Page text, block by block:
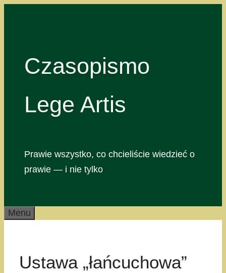
Czasopismo
Lege Artis
Prawie wszystko, co chcieliście wiedzieć o
prawie — i nie tylko
Menu
Ustawa „łańcuchowa”